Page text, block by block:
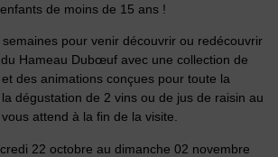
de moins de 15 ans !
pour venir découvrir ou redécouvrir
Hameau Dubœuf avec une collection de
des animations conçues pour toute la
dégustation de 2 vins ou de jus de raisin au
attend à la fin de la visite.
22 octobre au dimanche 02 novembre